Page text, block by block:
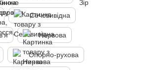
Сечовивідна
Нервова
Опорно-рухова